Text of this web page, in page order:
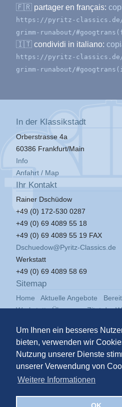
Um Ihnen ein besseres
bieten, verwenden wir
Nutzung unserer Dienste
unserer Verwendung von
Weitere Informationen
🇫🇷 partager en français:
https://pyritz-classics.de/
grimm-runabout/
🇮🇹 condividi in italiano:
https://pyritz-classics.de/
grimm-runabout/
In der Klassikstadt
Orberstrasse 4a
60386 Frankfurt/Main
Info
Anfahrt / Map
Ihr Kontakt
Rainer Dschüdow
+49 (0) 172-530 0287
+49 (0) 69 4089 55 18
+49 (0) 69 4089 55 19 FAX
Dschuedow@Pyritz-Classics.de
Werkstatt
+49 (0) 69 4089 58 69
Sitemap
Home Aktuelle Angebote
Werkstatt
Über uns Zitat der
© 2026Pyritz Classics GmbH